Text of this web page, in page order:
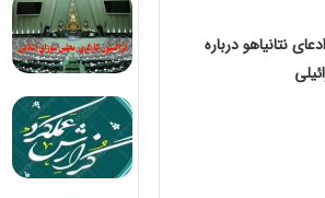
نتانیاهو درباره